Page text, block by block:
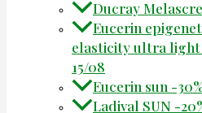
Ducray
Eucerin
elasticity ultra light
15/08
Eucerin sun -
Ladival SUN -